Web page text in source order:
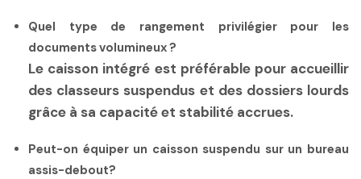
Quel type de rangement privilégier pour les
documents volumineux ?
Le caisson intégré est préférable pour accueillir
des classeurs suspendus et des dossiers lourds
grâce à sa capacité et stabilité accrues.
Peut-on équiper un caisson suspendu sur un bureau
assis-debout?